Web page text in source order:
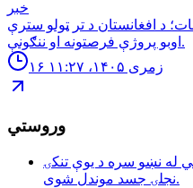
خبر
د افغانستان د تر ټولو سترې
اوبو پروژې فرصتونه او ننګونې.
۱۶ زمری ۱۴۰۵، ۱۱:۲۷
وروستي
له نښو سره د یوې تنکۍ
نجلۍ جسد موندل شوی.